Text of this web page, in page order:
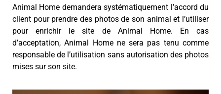
Animal Home demandera systématiquement l’accord du
client pour prendre des photos de son animal et l’utiliser
pour enrichir le site de Animal Home. En cas
d’acceptation, Animal Home ne sera pas tenu comme
responsable de l’utilisation sans autorisation des photos
mises sur son site.